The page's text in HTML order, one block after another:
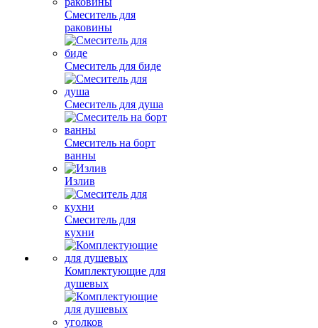
Смеситель для
раковины
Смеситель для биде
Смеситель для душа
Смеситель на борт
ванны
Излив
Смеситель для
кухни
Комплектующие для
душевых